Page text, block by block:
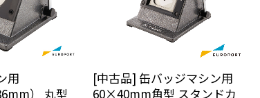
用
） 丸型
[中古品] 缶バッジマシン用
60×40mm角型 スタンドカ